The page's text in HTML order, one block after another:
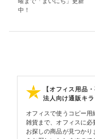
中！
【オフィス用品
法人向け通販キ
オフィスで使うコピー
雑貨まで、オフィスに必
お探しの商品が見つか